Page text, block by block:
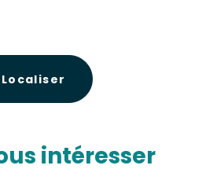
Localiser
intéresser